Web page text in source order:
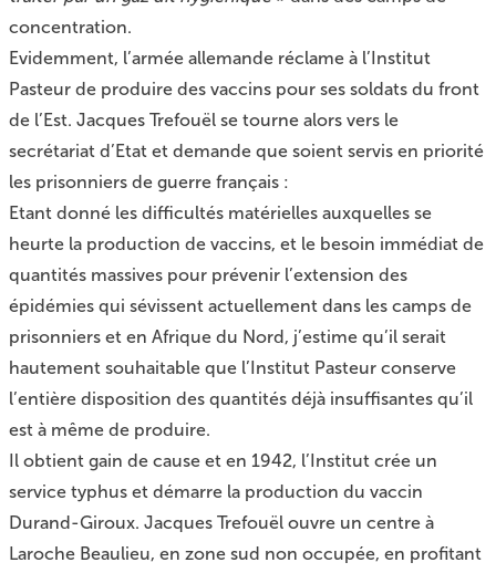
concentration.
Evidemment, l’armée allemande réclame à l’Institut
Pasteur de produire des vaccins pour ses soldats du front
de l’Est. Jacques Trefouël se tourne alors vers le
secrétariat d’Etat et demande que soient servis en priorité
les prisonniers de guerre français :
Etant donné les difficultés matérielles auxquelles se
heurte la production de vaccins, et le besoin immédiat de
quantités massives pour prévenir l’extension des
épidémies qui sévissent actuellement dans les camps de
prisonniers et en Afrique du Nord, j’estime qu’il serait
hautement souhaitable que l’Institut Pasteur conserve
l’entière disposition des quantités déjà insuffisantes qu’il
est à même de produire.
Il obtient gain de cause et en 1942, l’Institut crée un
service typhus et démarre la production du vaccin
Durand-Giroux. Jacques Trefouël ouvre un centre à
Laroche Beaulieu, en zone sud non occupée, en profitant